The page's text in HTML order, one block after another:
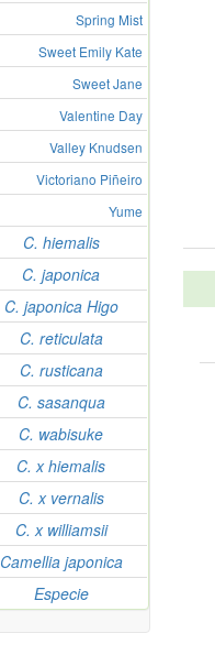
Spring Mist
Sweet Emily Kate
Sweet Jane
Valentine Day
Valley Knudsen
Victoriano Piñeiro
Yume
C. hiemalis
C. japonica
C. japonica Higo
C. reticulata
C. rusticana
C. sasanqua
C. wabisuke
C. x hiemalis
C. x vernalis
C. x williamsii
Camellia japonica
Especie